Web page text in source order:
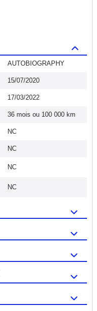
AUTOBIOGRAPHY
15/07/2020
17/03/2022
36 mois ou 100 000 km
NC
NC
NC
NC